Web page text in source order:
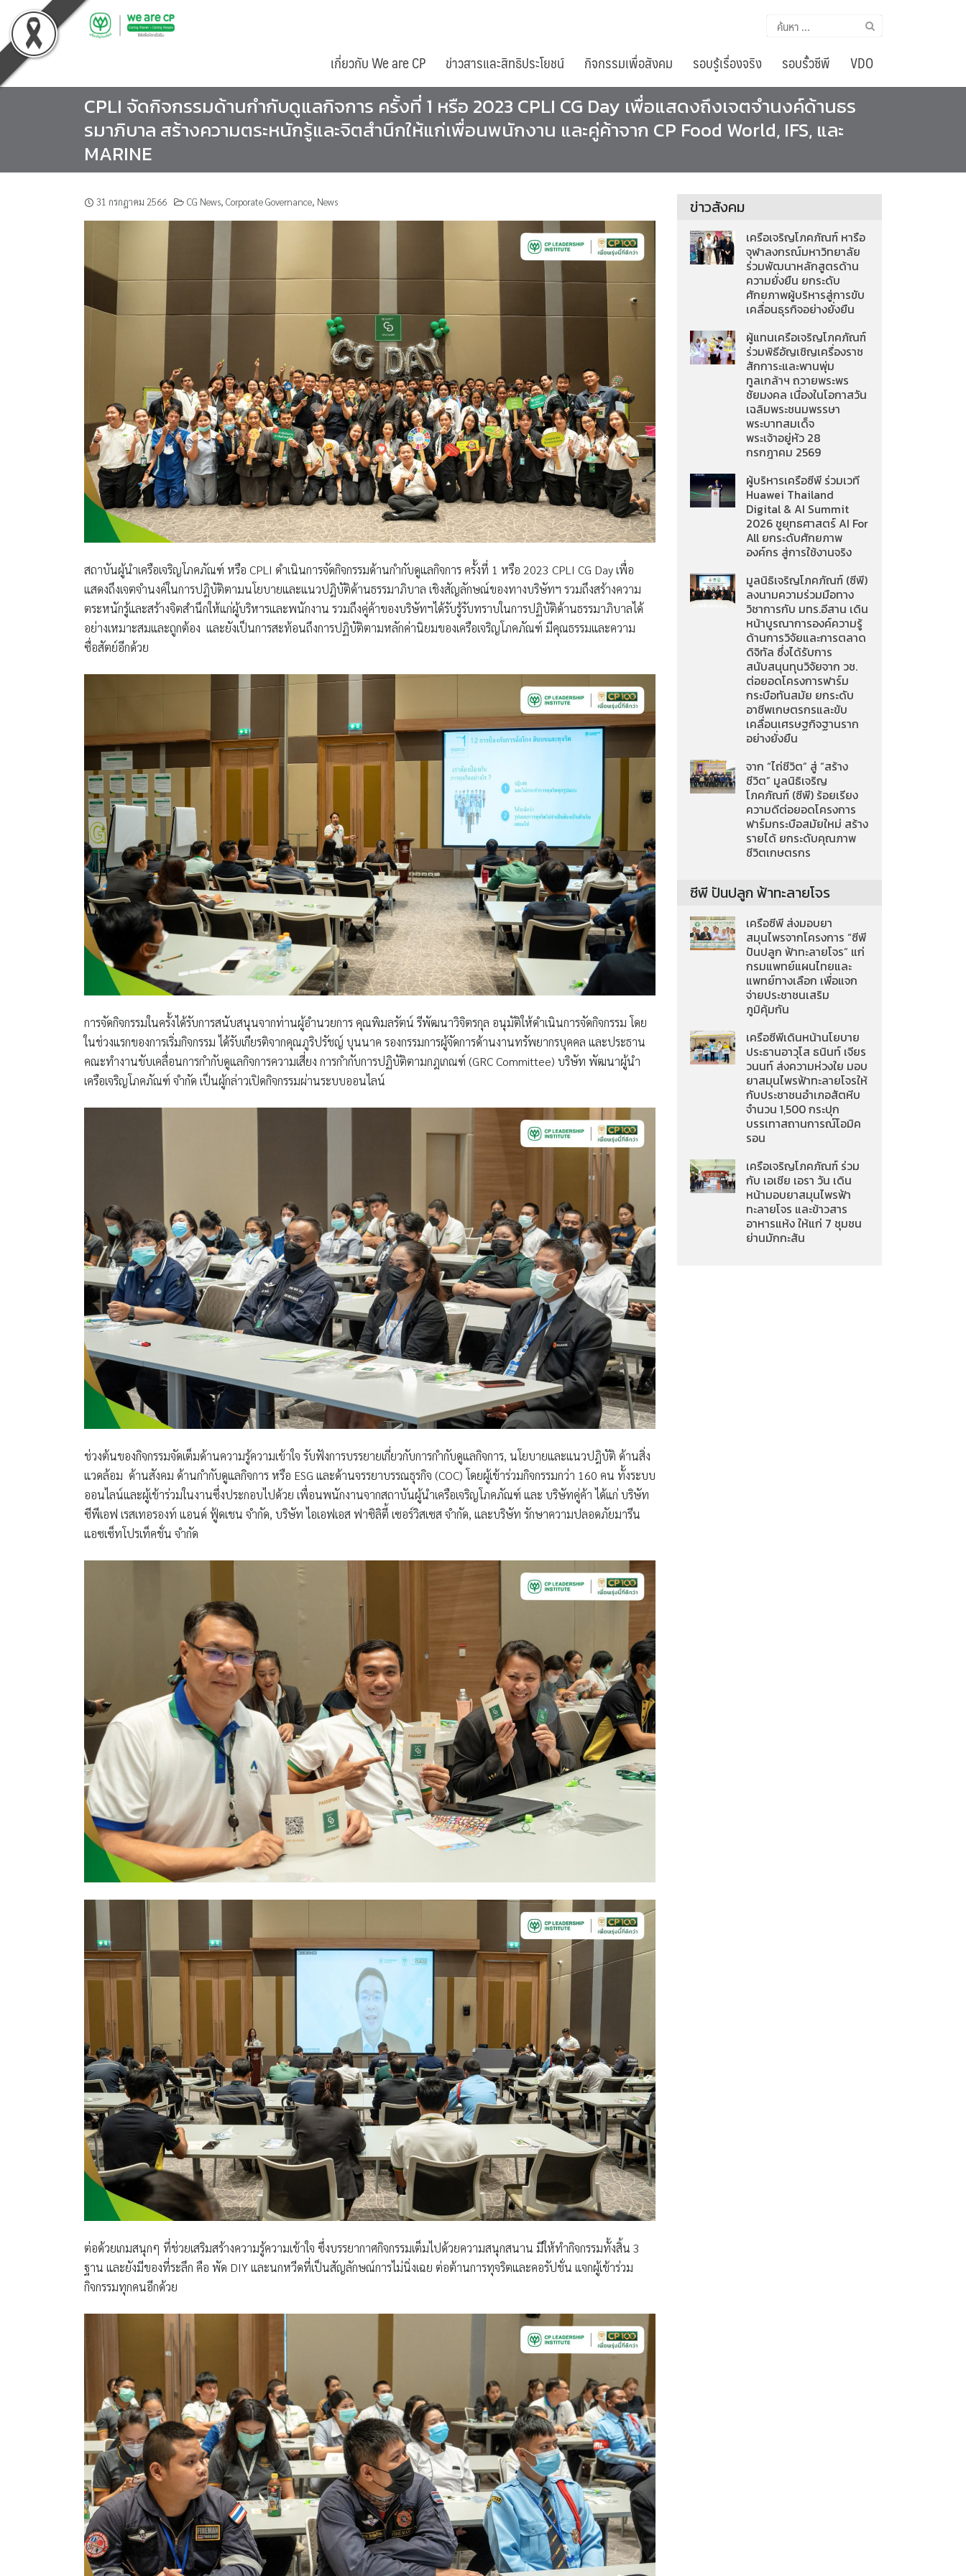
to
content
ค้นหา
เกี่ยวกับ We are CP ข่าวสารและสิทธิประโยชน์ กิจกรรมเพื่อสังคม รอบรู้เรื่องจริง รอบรั้วซีพี VDO
CPLI จัดกิจกรรมด้านกำกับดูแลกิจการ ครั้งที่ 1 หรือ 2023 CPLI CG Day เพื่อแสดงถึงเจตจำนงค์ด้านธร
รมาภิบาล สร้างความตระหนักรู้และจิตสำนึกให้แก่เพื่อนพนักงาน และคู่ค้าจาก CP Food World, IFS, และ
MARINE
31 กรกฎาคม 2566 CG News, Corporate Governance, News
สถาบันผู้นำเครือเจริญโภคภัณฑ์ หรือ CPLI ดำเนินการจัดกิจกรรมด้านกำกับดูแลกิจการ ครั้งที่ 1 หรือ 2023 CPLI CG Day เพื่อ
แสดงถึงเจตจำนงค์ในการปฎิบัติตามนโยบายและแนวปฎิบัติด้านธรรมาภิบาล เชิงสัญลักษณ์ของทางบริษัทฯ รวมถึงสร้างความ
ตระหนักรู้และสร้างจิตสำนึกให้แก่ผู้บริหารและพนักงาน รวมถึงคู่ค้าของบริษัทฯได้รับรู้รับทราบในการปฏิบัติด้านธรรมาภิบาลได้
อย่างเหมาะสมและถูกต้อง และยังเป็นการสะท้อนถึงการปฏิบัติตามหลักค่านิยมของเครือเจริญโภคภัณฑ์ มีคุณธรรมและความ
ซื่อสัตย์อีกด้วย
การจัดกิจกรรมในครั้งได้รับการสนับสนุนจากท่านผู้อำนวยการ คุณพิมลรัตน์ รีพัฒนาวิจิตรกุล อนุมัติให้ดำเนินการจัดกิจกรรม โดย
ในช่วงแรกของการเริ่มกิจกรรม ได้รับเกียรติจากคุณภูริปรัชญ์ บุนนาค รองกรรมการผู้จัดการด้านงานทรัพยากรบุคคล และประธาน
คณะทำงานขับเคลื่อนการกำกับดูแลกิจการความเสี่ยง การกำกับการปฏิบัติตามกฎเกณฑ์ (GRC Committee) บริษัท พัฒนาผู้นำ
เครือเจริญโภคภัณฑ์ จำกัด เป็นผู้กล่าวเปิดกิจกรรมผ่านระบบออนไลน์
ช่วงต้นของกิจกรรมจัดเต็มด้านความรู้ความเข้าใจ รับฟังการบรรยายเกี่ยวกับการกำกับดูแลกิจการ, นโยบายและแนวปฎิบัติ ด้านสิ่ง
แวดล้อม ด้านสังคม ด้านกำกับดูแลกิจการ หรือ ESG และด้านจรรยาบรรณธุรกิจ (COC) โดยผู้เข้าร่วมกิจกรรมกว่า 160 คน ทั้งระบบ
ออนไลน์และผู้เข้าร่วมในงานซึ่งประกอบไปด้วย เพื่อนพนักงานจากสถาบันผู้นำเครือเจริญโภคภัณฑ์ และ บริษัทคู่ค้า ได้แก่ บริษัท
ซีพีเอฟ เรสเทอรองท์ แอนด์ ฟู้ดเชน จำกัด, บริษัท ไอเอฟเอส ฟาซิลิตี้ เซอร์วิสเซส จำกัด, และบริษัท รักษาความปลอดภัยมารีน
แอซเซ็ทโปรเท็คชั่น จํากัด
ต่อด้วยเกมสนุกๆ ที่ช่วยเสริมสร้างความรู้ความเข้าใจ ซึ่งบรรยากาศกิจกรรมเต็มไปด้วยความสนุกสนาน มีให้ทำกิจกรรมทั้งสิ้น 3
ฐาน และยังมีของที่ระลึก คือ พัด DIY และนกหวีดที่เป็นสัญลักษณ์การไม่นิ่งเฉย ต่อต้านการทุจริตและคอรัปชั่น แจกผู้เข้าร่วม
กิจกรรมทุกคนอีกด้วย
ข่าวสังคม
เครือเจริญโภคภัณฑ์ หารือ
จุฬาลงกรณ์มหาวิทยาลัย
ร่วมพัฒนาหลักสูตรด้าน
ความยั่งยืน ยกระดับ
ศักยภาพผู้บริหารสู่การขับ
เคลื่อนธุรกิจอย่างยั่งยืน
ผู้แทนเครือเจริญโภคภัณฑ์
ร่วมพิธีอัญเชิญเครื่องราช
สักการะและพานพุ่ม
ทูลเกล้าฯ ถวายพระพร
ชัยมงคล เนื่องในโอกาสวัน
เฉลิมพระชนมพรรษา
พระบาทสมเด็จ
พระเจ้าอยู่หัว 28
กรกฎาคม 2569
ผู้บริหารเครือซีพี ร่วมเวที
Huawei Thailand
Digital & AI Summit
2026 ชูยุทธศาสตร์ AI For
All ยกระดับศักยภาพ
องค์กร สู่การใช้งานจริง
มูลนิธิเจริญโภคภัณฑ์ (ซีพี)
ลงนามความร่วมมือทาง
วิชาการกับ มทร.อีสาน เดิน
หน้าบูรณาการองค์ความรู้
ด้านการวิจัยและการตลาด
ดิจิทัล ซึ่งได้รับการ
สนับสนุนทุนวิจัยจาก วช.
ต่อยอดโครงการฟาร์ม
กระบือทันสมัย ยกระดับ
อาชีพเกษตรกรและขับ
เคลื่อนเศรษฐกิจฐานราก
อย่างยั่งยืน
จาก “ไถ่ชีวิต” สู่ “สร้าง
ชีวิต” มูลนิธิเจริญ
โภคภัณฑ์ (ซีพี) ร้อยเรียง
ความดีต่อยอดโครงการ
ฟาร์มกระบือสมัยใหม่ สร้าง
รายได้ ยกระดับคุณภาพ
ชีวิตเกษตรกร
ซีพี ปันปลูก ฟ้าทะลายโจร
เครือซีพี ส่งมอบยา
สมุนไพรจากโครงการ “ซีพี
ปันปลูก ฟ้าทะลายโจร” แก่
กรมแพทย์แผนไทยและ
แพทย์ทางเลือก เพื่อแจก
จ่ายประชาชนเสริม
ภูมิคุ้มกัน
เครือซีพีเดินหน้านโยบาย
ประธานอาวุโส ธนินท์ เจียร
วนนท์ ส่งความห่วงใย มอบ
ยาสมุนไพรฟ้าทะลายโจรให้
กับประชาชนอำเภอสัตหีบ
จำนวน 1,500 กระปุก
บรรเทาสถานการณ์โอมิค
รอน
เครือเจริญโภคภัณฑ์ ร่วม
กับ เอเชีย เอรา วัน เดิน
หน้ามอบยาสมุนไพรฟ้า
ทะลายโจร และข้าวสาร
อาหารแห้ง ให้แก่ 7 ชุมชน
ย่านมักกะสัน